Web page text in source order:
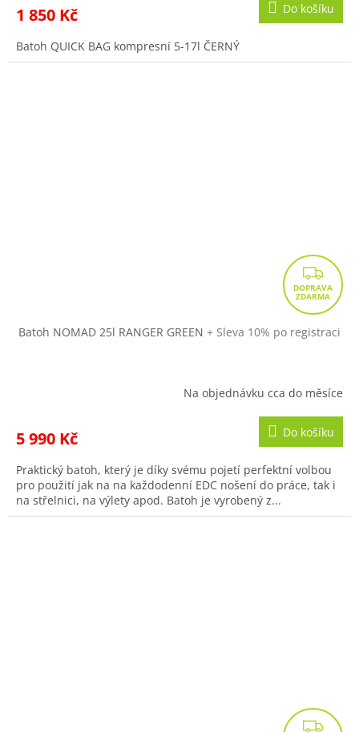
1 850 Kč Do košíku
Batoh QUICK BAG kompresní 5-17l ČERNÝ
Z
D
A
R
Batoh NOMAD 25l RANGER GREEN + Sleva 10% po registraci
Na objednávku cca do měsíce
5 990 Kč Do košíku
Praktický batoh, který je díky svému pojetí perfektní volbou
pro použití jak na na každodenní EDC nošení do práce, tak i
na střelnici, na výlety apod. Batoh je vyrobený z...
Z